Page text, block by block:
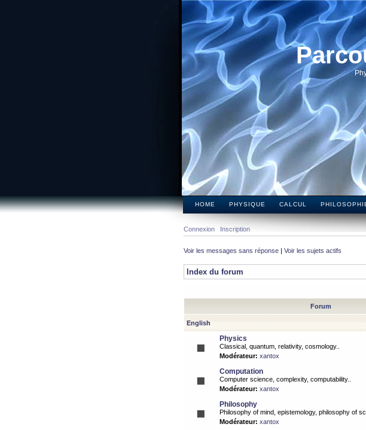
HOME PHYSIQUE CALCUL
Connexion Inscription
Voir les messages sans réponse | Voir les sujets actifs
Index du forum
Forum
English
Physics
Classical, quantum, relativity, cosmology..
Modérateur: xantox
Computation
Computer science, complexity, computability..
Modérateur: xantox
Philosophy
Philosophy of mind, epistemology, philosophy of
Modérateur: xantox